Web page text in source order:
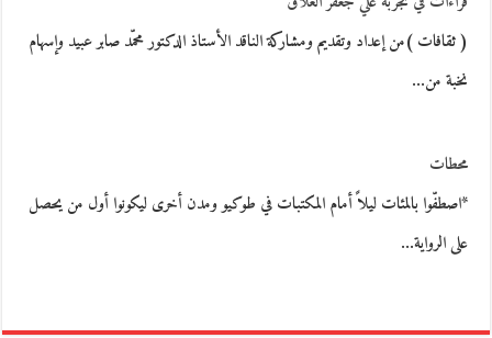
( ثقافات )من إعداد وتقديم ومشاركة الناقد الأستاذ الدكتور محمّد صابر عبيد وإسهام
نخبة من…
محطات
*اصطفّوا بالمئات ليلاً أمام المكتبات في طوكيو ومدن أخرى ليكونوا أول من يحصل
على الرواية…